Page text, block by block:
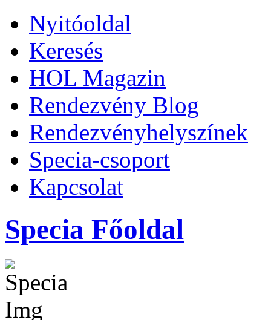
Nyitóoldal
Keresés
HOL Magazin
Rendezvény Blog
Rendezvényhelyszínek
Specia-csoport
Kapcsolat
Specia Főoldal